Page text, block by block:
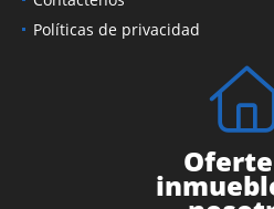
Políticas de privacidad